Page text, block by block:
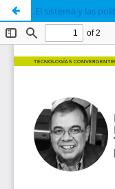
El sistema y las